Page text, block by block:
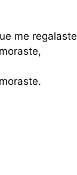
me regalaste